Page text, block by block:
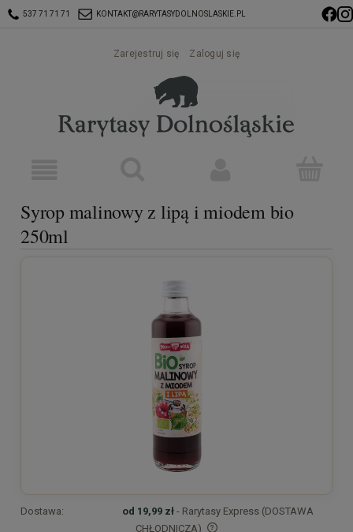
537 71 71 71 KONTAKT@RARYTASYDOLNOSLASKIE.PL
Zarejestruj się Zaloguj się
Syrop malinowy z lipą i miodem bio
250ml
Dostawa: od 19,99 zł - Rarytasy Express (DOSTAWA
CHŁODNICZA)